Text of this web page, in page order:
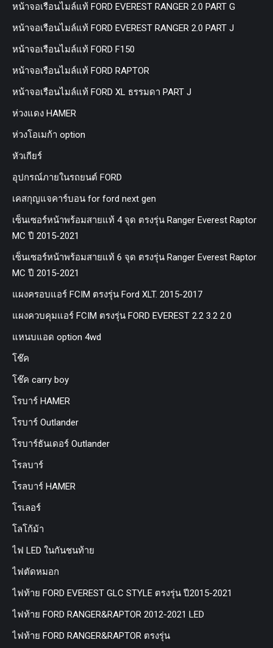
หน้าจอเรือนไมล์แท้ FORD EVEREST RANGER 2.0 PART G
หน้าจอเรือนไมล์แท้ FORD EVEREST RANGER 2.0 PART J
หน้าจอเรือนไมล์แท้ FORD F150
หน้าจอเรือนไมล์แท้ FORD RAPTOR
หน้าจอเรือนไมล์แท้ FORD XL ธรรมดา PART J
ห่วงแดง HAMER
ห่วงโอเมก้า option
หัวเกียร์
อุปกรณ์ภายในรถยนต์ FORD
เคสกุญแจคาร์บอน for ford next gen
เซ็นเซอร์หน้าพร้อมสายแท้ 4 จุด ตรงรุ่น Ranger Everest Raptor
MC ปี 2015-2021
เซ็นเซอร์หน้าพร้อมสายแท้ 6 จุด ตรงรุ่น Ranger Everest Raptor
MC ปี 2015-2021
แผงครอบแอร์ FCIM ตรงรุ่น Ford XLT. 2015-2017
แผงควบคุมแอร์ FCIM ตรงรุ่น FORD EVEREST 2.2 3.2 2.0
แหนบแอด option 4wd
โช๊ค
โช๊ค carry boy
โรบาร์ HAMER
โรบาร์ Outlander
โรบาร์ธันเดอร์ Outlander
โรลบาร์
โรลบาร์ HAMER
โรเลอร์
โลโก้ม้า
ไฟ LED ในกันชนท้าย
ไฟตัดหมอก
ไฟท้าย FORD EVEREST GLC STYLE ตรงรุ่น ปี2015-2021
ไฟท้าย FORD RANGER&RAPTOR 2012-2021 LED
ไฟท้าย FORD RANGER&RAPTOR ตรงรุ่น